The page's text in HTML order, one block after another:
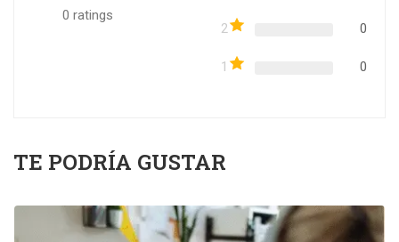
0 ratings
2 0
1 0
TE PODRÍA GUSTAR